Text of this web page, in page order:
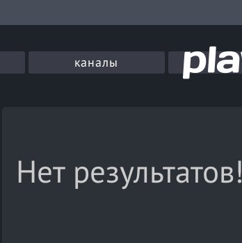
каналы
Нет результатов!